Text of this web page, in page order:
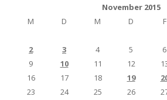
November 2015
M
D M D F
2
3 4 5 6
9
10 11 12
16
17 18 19
23
24 25 26